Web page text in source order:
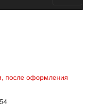
после оформления